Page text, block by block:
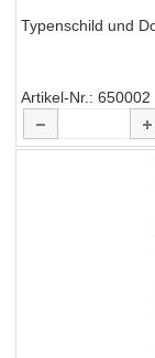
Typenschild und
Artikel-Nr.
650002